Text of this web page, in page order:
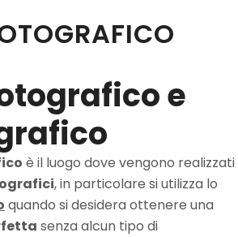
e
è il luogo dove vengono realizzati
, in particolare si utilizza lo
quando si desidera ottenere una
senza alcun tipo di